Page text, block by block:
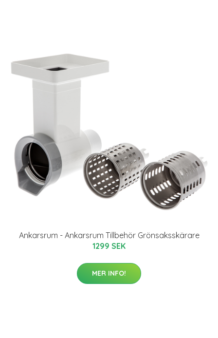
Ankarsrum - Ankarsrum Tillbehör Grönsaksskärare
1299 SEK
MER INFO!